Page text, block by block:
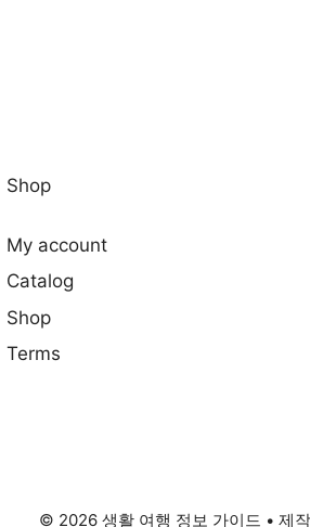
Shop
My account
Catalog
Shop
Terms
© 2026 생활 여행 정보 가이드 • 제